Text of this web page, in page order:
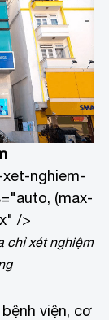
nghiem-
(max-
/>
chỉ xét nghiệm
viện, cơ